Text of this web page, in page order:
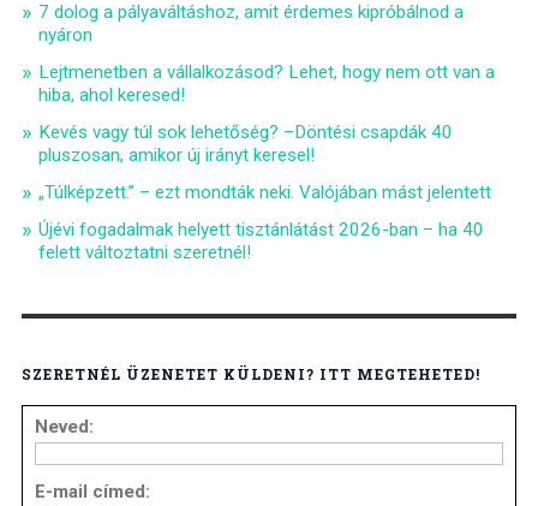
7 dolog a pályaváltáshoz, amit érdemes kipróbálnod a
nyáron
Lejtmenetben a vállalkozásod? Lehet, hogy nem ott van a
hiba, ahol keresed!
Kevés vagy túl sok lehetőség? –Döntési csapdák 40
pluszosan, amikor új irányt keresel!
„Túlképzett.” – ezt mondták neki. Valójában mást jelentett
Újévi fogadalmak helyett tisztánlátást 2026-ban – ha 40
felett változtatni szeretnél!
SZERETNÉL ÜZENETET KÜLDENI? ITT MEGTEHETED!
Neved:
E-mail címed: